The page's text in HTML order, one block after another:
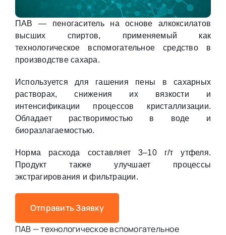
ПАВ — пеногаситель на основе алкоксилатов
высших спиртов, применяемый как
технологическое вспомогательное средство в
производстве сахара.
Используется для гашения пены в сахарных
растворах, снижения их вязкости и
интенсификации процессов кристаллизации.
Обладает растворимостью в воде и
биоразлагаемостью.
Норма расхода составляет 3–10 г/т утфеля.
Продукт также улучшает процессы
экстрагирования и фильтрации.
Отправить Заявку
ПАВ — технологическое вспомогательное